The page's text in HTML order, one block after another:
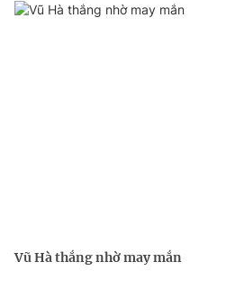
Vũ Hà thắng nhờ may mắn